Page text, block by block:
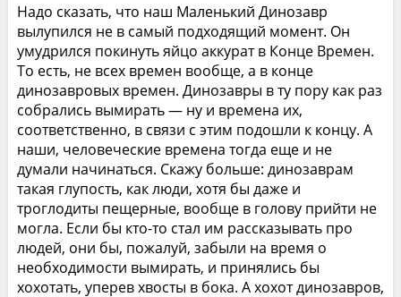
Надо сказать, что наш Маленький Динозавр
вылупился не в самый подходящий момент. Он
умудрился покинуть яйцо аккурат в Конце Времен.
То есть, не всех времен вообще, а в конце
динозавровых времен. Динозавры в ту пору как раз
собрались вымирать — ну и времена их,
соответственно, в связи с этим подошли к концу. А
наши, человеческие времена тогда еще и не
думали начинаться. Скажу больше: динозаврам
такая глупость, как люди, хотя бы даже и
троглодиты пещерные, вообще в голову прийти не
могла. Если бы кто-то стал им рассказывать про
людей, они бы, пожалуй, забыли на время о
необходимости вымирать, и принялись бы
хохотать, уперев хвосты в бока. А хохот динозавров,